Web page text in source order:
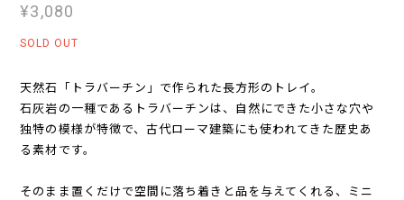
¥3,080
SOLD OUT
天然石「トラバーチン」で作られた長方形のトレイ。
石灰岩の一種であるトラバーチンは、自然にできた小さな穴や
独特の模様が特徴で、古代ローマ建築にも使われてきた歴史あ
る素材です。
そのまま置くだけで空間に落ち着きと品を与えてくれる、ミニ